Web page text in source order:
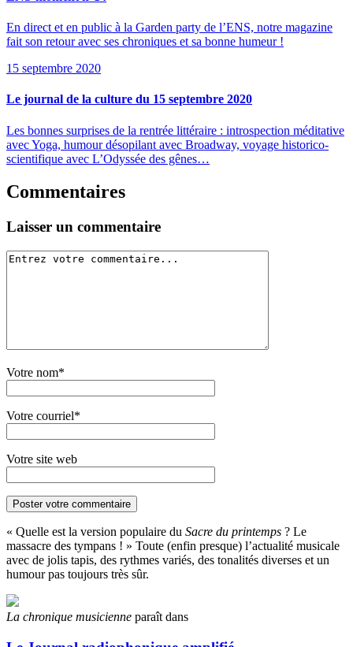
En direct et en public à la Garden party de l’ENS, notre magazine
fait son retour avec ses chroniques et sa bonne humeur !
15 septembre 2020
Le journal de la culture du 15 septembre 2020
Les bonnes surprises de la rentrée littéraire : introspection méditative
avec Yoga, humour désopilant avec Broadway, voyage historico-
scientifique avec L’Odyssée des gênes…
Commentaires
Laisser un commentaire
Votre nom*
Votre courriel*
Votre site web
« Quelle est la version populaire du Sacre du printemps ? Le
massacre des tympans ! » Toute (enfin presque) l’actualité musicale
avec de jolis tapis, des rythmes variés, des tonalités diverses et un
humour pas toujours très sûr.
La chronique musicienne paraît dans